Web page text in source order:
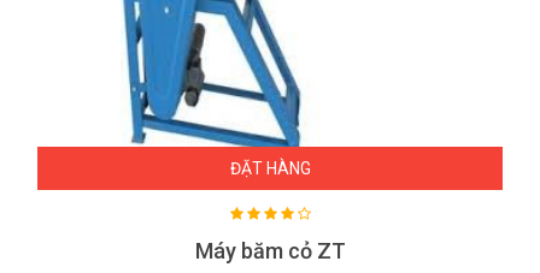
ĐẶT HÀNG
Máy băm cỏ ZT